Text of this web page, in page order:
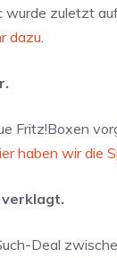
wurde zuletzt
dazu
Fritz!Boxen
haben wir die
Deal